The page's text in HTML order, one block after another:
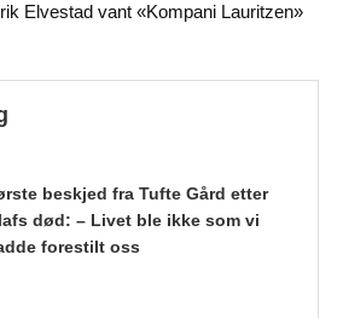
Elvestad vant «Kompani Lauritzen»
beskjed fra Tufte Gård etter
død: – Livet ble ikke som vi
forestilt oss